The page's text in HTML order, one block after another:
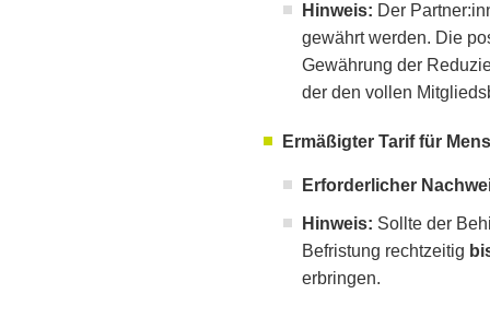
Hinweis: Der
gewährt werden. Die
Gewährung der
der den vollen
Ermäßigter Tarif für
Erforderlicher
Hinweis: Sollte der
Befristung rechtzeitig
erbringen.